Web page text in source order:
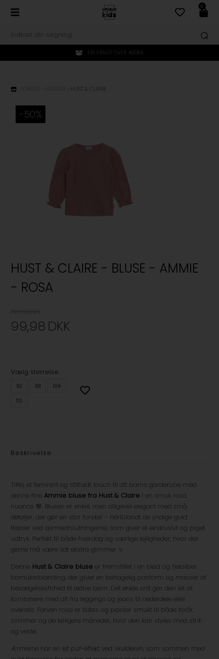
0
FRI FRAGT OVER 400KR.
HUST & CLAIRE
-50%
HUST & CLAIRE - BLUSE - AMMIE
- ROSA
99,98 DKK
Vælg størrelse
92 98 104
110
Beskrivelse
Tilføj et feminint og stilfuldt touch til dit barns garderobe med
denne fineAmmie bluse fra Hust & Claire i en smuk rosa
nuance 🌸. Blusen er enkel, men alligevel elegant med små
detaljer, der gør en stor forskel – heriblandt de yndige guld
flæser ved ærmeafslutningerne, som giver et eksklusivt og piget
udtryk. Perfekt til både hverdag og særlige lejligheder, hvor der
gerne må være lidt ekstra glimmer ✨
Denne Hust & Claire bluse er fremstillet i en blød og fleksibel
bomuldsblanding, der giver en behagelig pasform og masser af
bevægelsesfrihed til aktive børn. Det enkle snit gør den let at
kombinere med alt fra leggings og jeans til nederdele eller
overalls. Farven rosa er tidløs og passer smukt til både forår,
sommer og de køligere måneder, hvor den kan styles med strik
og veste.
Ærmerne har en let puf-effekt ved skulderen, som sammen med